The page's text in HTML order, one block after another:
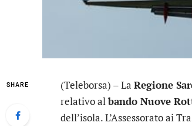
SHARE (Teleborsa) – La Regione
relativo albando Nuove
dell’isola. L’Assessorato ai